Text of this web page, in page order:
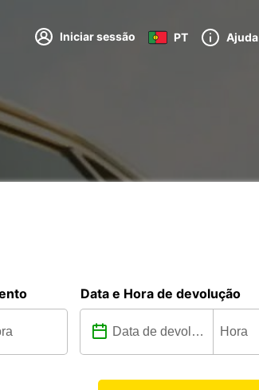
Iniciar sessão PT Ajuda
Data e Hora de devolução